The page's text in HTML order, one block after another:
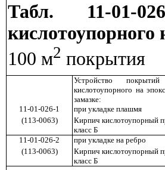
Табл. 11-01-
кислотоупорного
100 м2 покрытия
Устройство
кислотоупорного на
замазке:
11-01-026-1
при укладке плашмя
(113-0063)
Кирпич кислотоупорный
класс Б
11-01-026-2 при укладке на ребро
(113-0063)
Кирпич кислотоупорный
класс Б